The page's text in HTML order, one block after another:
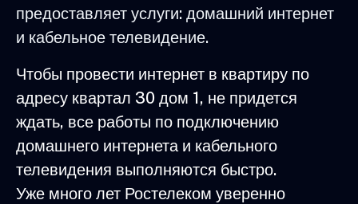
предоставляет услуги: домашний интернет
и кабельное телевидение.
Чтобы провести интернет в квартиру по
адресу квартал 30 дом 1, не придется
ждать, все работы по подключению
домашнего интернета и кабельного
телевидения выполняются быстро.
Уже много лет Ростелеком уверенно